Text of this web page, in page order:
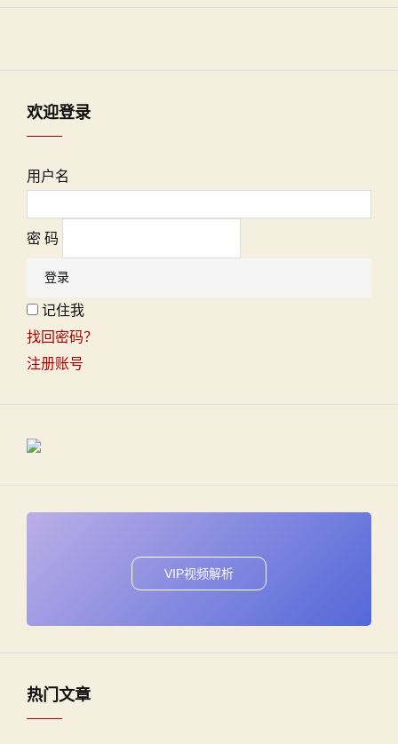
欢迎登录
用户名
密 码
记住我
找回密码？
注册账号
VIP视频解析
热门文章